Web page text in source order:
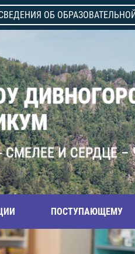
ОБ
И СЕРДЦЕ –
ПОСТУПАЮЩЕМУ